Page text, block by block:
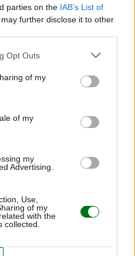
parties on the IAB’s List of
further disclose it to other
Opt Outs
of my
of my
my
Advertising.
Use,
of my
with the
collected.
ESCUELA INFANTIL Y LO
EN UN CAMINO
idiomas desde el
o lo confunde?
despertó del coma
a luz. ¿Qué pasó?